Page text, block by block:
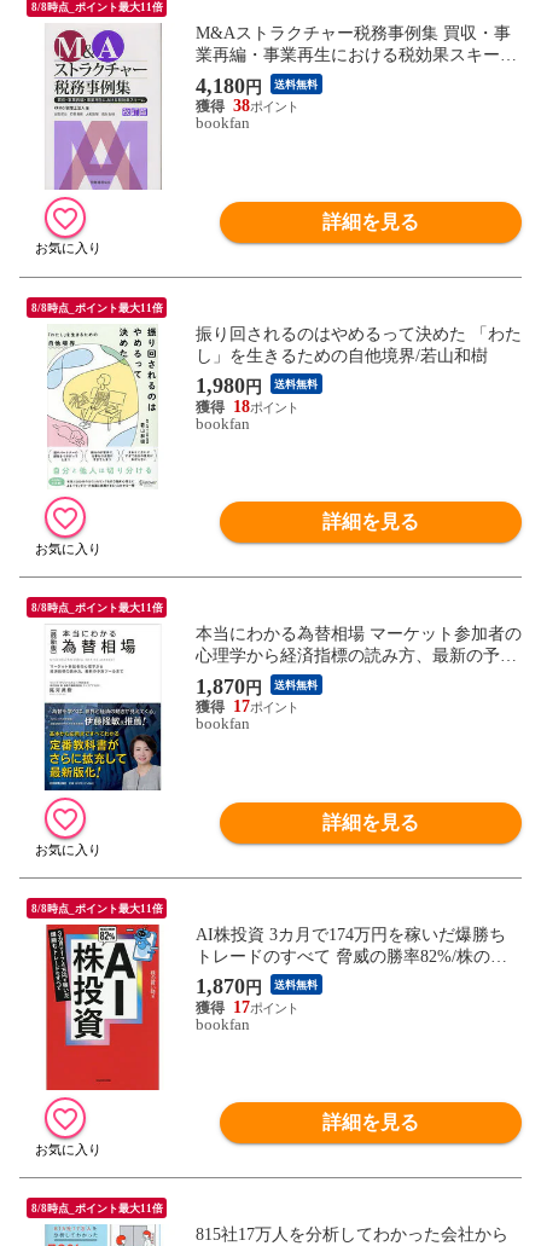
8/8時点_ポイント最大11倍
M&Aストラクチャー税務事例集 買収・事
業再編・事業再生における税効果スキーム/
ＫＰＭＧ税理士法人
4,180円 送料無料
38
bookfan
詳細を見る
8/8時点_ポイント最大11倍
振り回されるのはやめるって決めた 「わた
し」を生きるための自他境界/若山和樹
1,980円 送料無料
18
bookfan
詳細を見る
8/8時点_ポイント最大11倍
本当にわかる為替相場 マーケット参加者の
心理学から経済指標の読み方、最新の予測
ツールまで/尾河眞樹
1,870円 送料無料
17
bookfan
詳細を見る
8/8時点_ポイント最大11倍
AI株投資 3カ月で174万円を稼いだ爆勝ち
トレードのすべて 脅威の勝率82%/株の買
い時
1,870円 送料無料
17
bookfan
詳細を見る
8/8時点_ポイント最大11倍
815社17万人を分析してわかった会社から